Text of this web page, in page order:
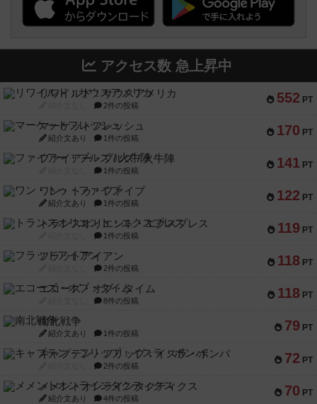
アクセス数 急上昇中
552 PT
リワイルド：サウスアメリカ
2件の投稿
170 PT
マーケットフレッシュ
紹介文あり 1件の投稿
141 PT
ファイアー・ブルズ / 火牛陣
1件の投稿
122 PT
ワン・トゥ・ファイブ
紹介文あり 1件の投稿
119 PT
トランスオリエント・エクスプレス
1件の投稿
118 PT
フラットアイアン
2件の投稿
118 PT
エコーズ・オブ・タイム
8件の投稿
79 PT
南北戦争
紹介文あり 1件の投稿
72 PT
キャプテン・フリップ：イスラ・ボンバ
2件の投稿
70 PT
メメントオンラインタクティクス
紹介文あり 4件の投稿